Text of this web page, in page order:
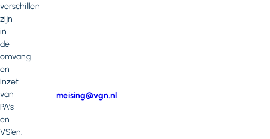
verschillen
zijn
in
de
omvang
en
inzet
van
PA’s
en
VS’en.
Neem
Minie
meising@vgn.nl